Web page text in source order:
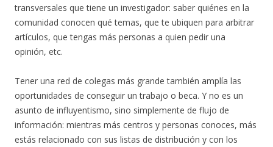
transversales que tiene un investigador: saber quiénes en la
comunidad conocen qué temas, que te ubiquen para arbitrar
artículos, que tengas más personas a quien pedir una
opinión, etc.
Tener una red de colegas más grande también amplía las
oportunidades de conseguir un trabajo o beca. Y no es un
asunto de influyentismo, sino simplemente de flujo de
información: mientras más centros y personas conoces, más
estás relacionado con sus listas de distribución y con los